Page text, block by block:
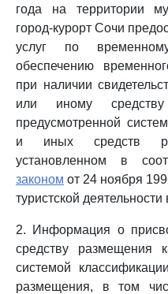
года на территории
город-курорт Сочи
услуг по
обеспечению
при наличии
или иному средству
предусмотренной
и иных средств
установленном в
законом от 24 ноября
туристской
2. Информация о
средству размещения
системой
размещения, в том